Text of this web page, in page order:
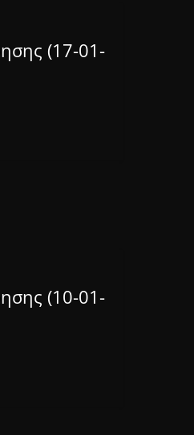
(17-01-
(10-01-